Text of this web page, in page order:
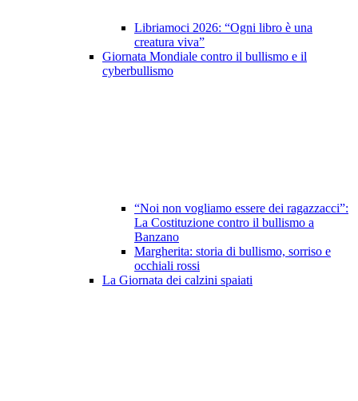
Libriamoci 2026: “Ogni libro è una
creatura viva”
Giornata Mondiale contro il bullismo e il
cyberbullismo
“Noi non vogliamo essere dei ragazzacci”:
La Costituzione contro il bullismo a
Banzano
Margherita: storia di bullismo, sorriso e
occhiali rossi
La Giornata dei calzini spaiati